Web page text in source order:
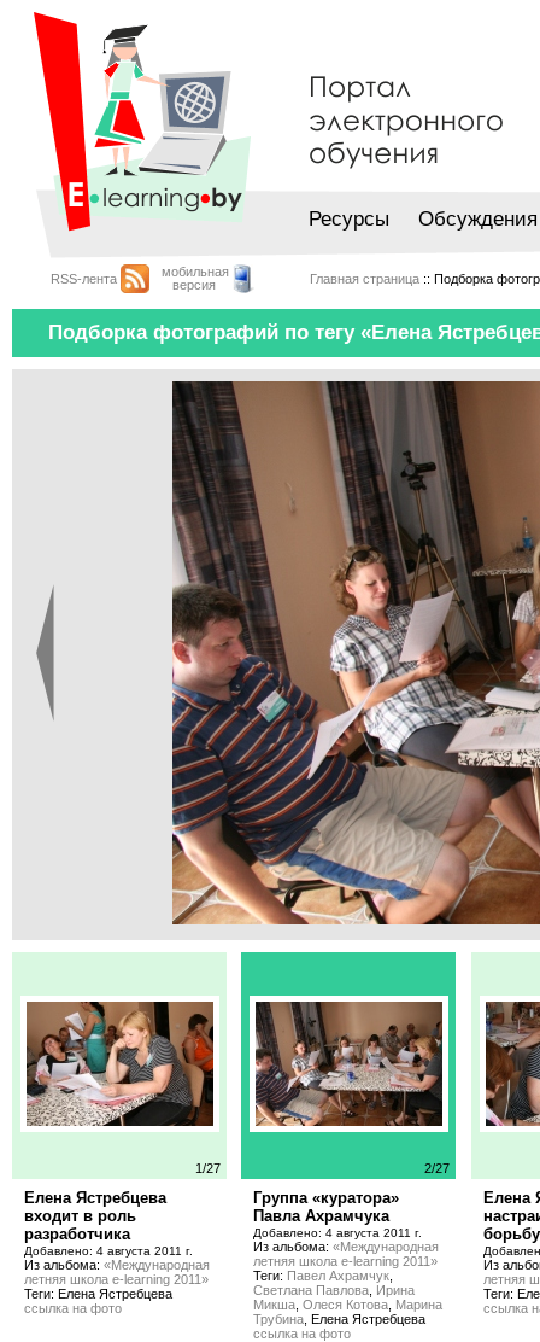
Ресурсы Обсуждения
RSS-лента
мобильная
версия
Главная страница :: Подборка
Подборка фотографий по тегу «Елена
1/27 2/27
Елена Ястребцева
входит в роль
разработчика
Добавлено: 4 августа 2011 г.
Из альбома: «Международная
летняя школа e-learning 2011»
Теги: Елена Ястребцева
ссылка на фото
Группа «куратора»
Павла Ахрамчука
Добавлено: 4 августа 2011 г.
Из альбома: «Международная
летняя школа e-learning 2011»
Теги: Павел Ахрамчук
Светлана Павлова Ирина
Микша Олеся Котова Марина
Трубина , Елена Ястребцева
ссылка на фото
Елена
Из
летняя
Теги:
ссылка